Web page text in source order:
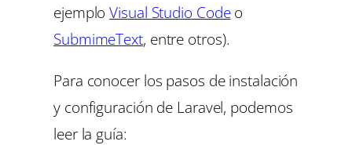
ejemploVisual Studio Codeo
SubmimeText, entre otros).
Para conocer los pasos de instalación
y configuración de Laravel, podemos
leer la guía: